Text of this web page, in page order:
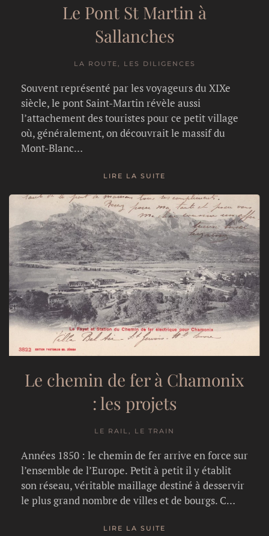
Le Pont St Martin à
Sallanches
LA ROUTE, LES DILIGENCES
Souvent représenté par les voyageurs du XIXe
siècle, le pont Saint-Martin révèle aussi
l’attachement des touristes pour ce petit village
où, généralement, on découvrait le massif du
Mont-Blanc…
LIRE LA SUITE
Le chemin de fer à Chamonix
: les projets
LE RAIL, LE TRAIN
Années 1850 : le chemin de fer arrive en force sur
l’ensemble de l’Europe. Petit à petit il y établit
son réseau, véritable maillage destiné à desservir
le plus grand nombre de villes et de bourgs. C…
LIRE LA SUITE